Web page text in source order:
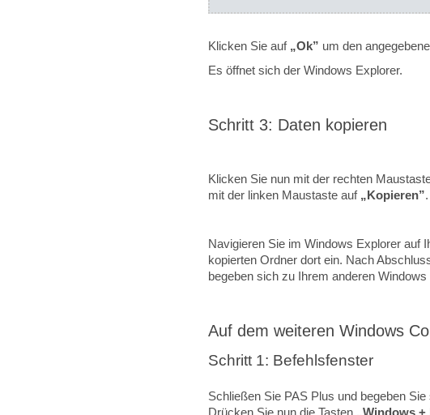
Klicken Sie auf „Ok” um den
Es öffnet sich der Windows Explorer.
Schritt 3: Daten kopieren
Klicken Sie nun mit der rechten
mit der linken Maustaste auf „Kopieren”.
Navigieren Sie im Windows Explorer auf
kopierten Ordner dort ein. Nach
begeben sich zu Ihrem anderen Windows
Auf dem weiteren Windows
Schritt 1: Befehlsfenster
Schließen Sie PAS Plus und begeben
Drücken Sie nun die Tasten „Windows +